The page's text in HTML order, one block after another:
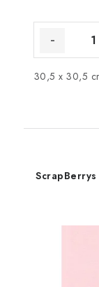
30,5 x 30,5